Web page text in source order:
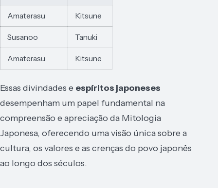
Amaterasu Kitsune
Susanoo Tanuki
Amaterasu Kitsune
Essas divindades e espíritos japoneses
desempenham um papel fundamental na
compreensão e apreciação da Mitologia
Japonesa, oferecendo uma visão única sobre a
cultura, os valores e as crenças do povo japonês
ao longo dos séculos.